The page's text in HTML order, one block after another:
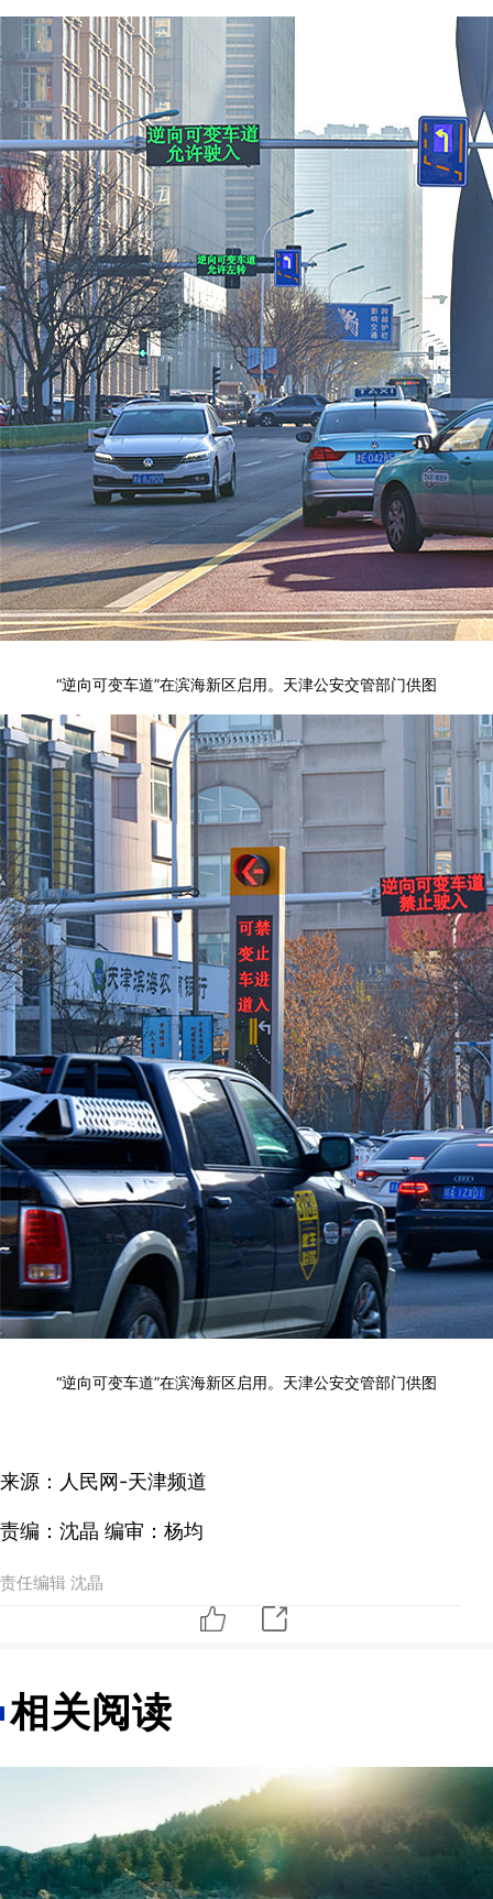
“逆向可变车道”在滨海新区启用。天津公安交管部门供图
“逆向可变车道”在滨海新区启用。天津公安交管部门供图
来源：人民网-天津频道
责编：沈晶 编审：杨均
责任编辑 沈晶
相关阅读